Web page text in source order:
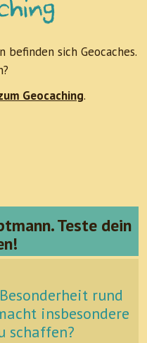
sich Geocaches.
Geocaching.
Teste dein
rund
insbesondere
schaffen?